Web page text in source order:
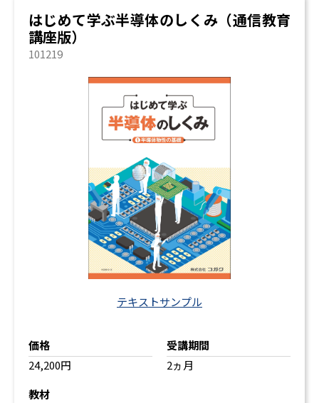
はじめて学ぶ半導体のしくみ（通信教育
講座版）
101219
テキストサンプル
価格
24,200円
受講期間
2ヵ月
教材